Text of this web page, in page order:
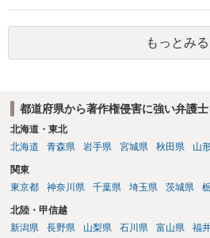
た、改変・SNS掲載が認められたオープ
件に従って使う方法もあります。トレー
自分だけの学習用にとどめるのが安全です
もっとみる
都道府県から著作権侵害に強い弁護
北海道・東北
北海道
青森県 岩手県 宮城県 秋田県 山
関東
東京都
神奈川県 千葉県 埼玉県 茨城県
北陸・甲信越
新潟県
長野県 山梨県 石川県 富山県 福